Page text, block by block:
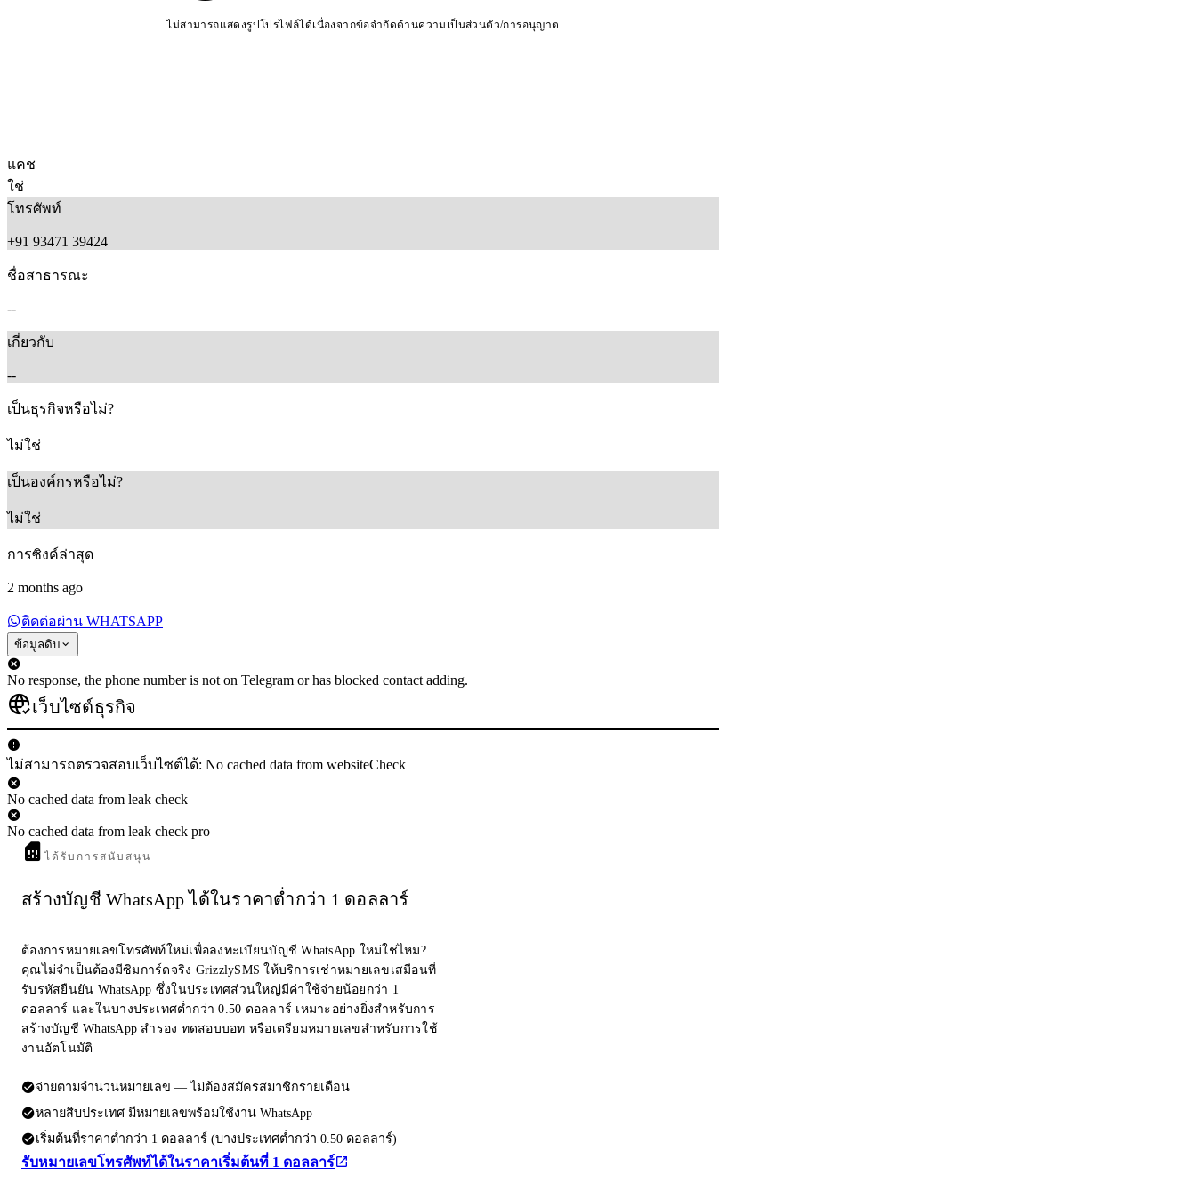
ไม่สามารถแสดงรูปโปรไฟล์ได้เนื่องจากข้อจำกัดด้านความเป็นส่วนตัว/การอนุญาต
แคช
ใช่
โทรศัพท์
+91 93471 39424
ชื่อสาธารณะ
--
เกี่ยวกับ
--
เป็นธุรกิจหรือไม่?
ไม่ใช่
เป็นองค์กรหรือไม่?
ไม่ใช่
การซิงค์ล่าสุด
2 months ago
ติดต่อผ่าน WHATSAPP
ข้อมูลดิบ
No response, the phone number is not on Telegram or has blocked contact adding.
เว็บไซต์ธุรกิจ
ไม่สามารถตรวจสอบเว็บไซต์ได้: No cached data from websiteCheck
No cached data from leak check
No cached data from leak check pro
ได้รับการสนับสนุน
สร้างบัญชี WhatsApp ได้ในราคาต่ำกว่า 1 ดอลลาร์
ต้องการหมายเลขโทรศัพท์ใหม่เพื่อลงทะเบียนบัญชี WhatsApp ใหม่ใช่ไหม?
คุณไม่จำเป็นต้องมีซิมการ์ดจริง GrizzlySMS ให้บริการเช่าหมายเลขเสมือนที่
รับรหัสยืนยัน WhatsApp ซึ่งในประเทศส่วนใหญ่มีค่าใช้จ่ายน้อยกว่า 1
ดอลลาร์ และในบางประเทศต่ำกว่า 0.50 ดอลลาร์ เหมาะอย่างยิ่งสำหรับการ
สร้างบัญชี WhatsApp สำรอง ทดสอบบอท หรือเตรียมหมายเลขสำหรับการใช้
งานอัตโนมัติ
จ่ายตามจำนวนหมายเลข — ไม่ต้องสมัครสมาชิกรายเดือน
หลายสิบประเทศ มีหมายเลขพร้อมใช้งาน WhatsApp
เริ่มต้นที่ราคาต่ำกว่า 1 ดอลลาร์ (บางประเทศต่ำกว่า 0.50 ดอลลาร์)
รับหมายเลขโทรศัพท์ได้ในราคาเริ่มต้นที่ 1 ดอลลาร์